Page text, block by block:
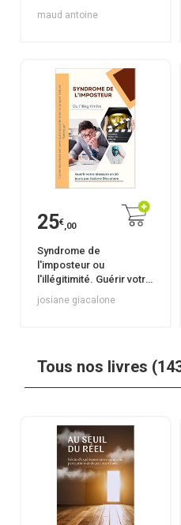
maud antoine
25€,00
Syndrome de
l'imposteur ou
l'illégitimité. Guérir votre
blessure en 30 jours.
josiane giacalone
Tous nos livres